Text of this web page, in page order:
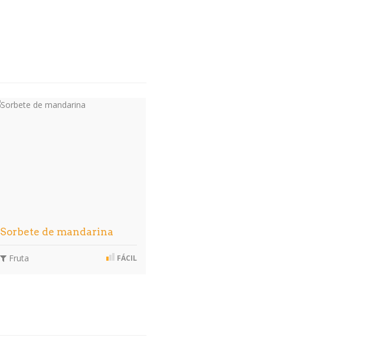
Sorbete de mandarina
Fruta FÁCIL